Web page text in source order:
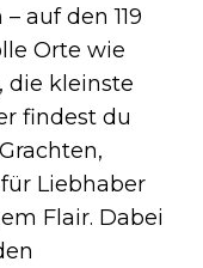
auf den 119
Orte wie
die kleinste
findest du
Liebhaber
Flair. Dabei